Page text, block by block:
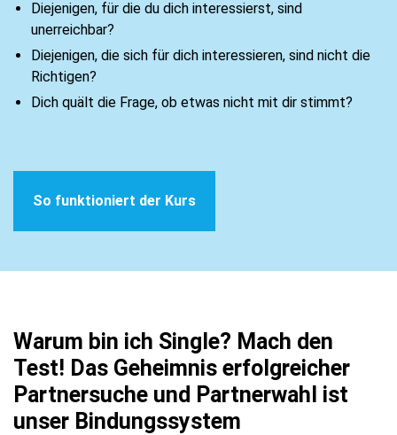
Diejenigen, für die du dich interessierst, sind
unerreichbar?
Diejenigen, die sich für dich interessieren, sind nicht die
Richtigen?
Dich quält die Frage, ob etwas nicht mit dir stimmt?
So funktioniert der Kurs
Warum bin ich Single? Mach den
Test! Das Geheimnis erfolgreicher
Partnersuche und Partnerwahl ist
unser Bindungssystem